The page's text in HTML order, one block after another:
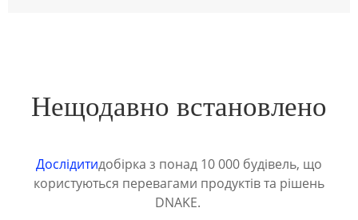
Нещодавно встановлено
Дослідитидобірка з понад 10 000 будівель, що
користуються перевагами продуктів та рішень
DNAKE.